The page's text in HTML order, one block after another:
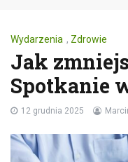
Wydarzenia , Zdrowie
Jak
Spotkanie
12 grudnia 2025